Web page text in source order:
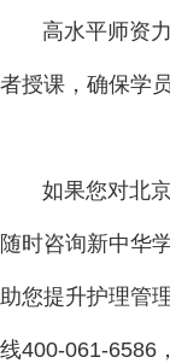
高水平师资
者授课，确保学
如果您对北
随时咨询新中华
助您提升护理管
线400-061-6586